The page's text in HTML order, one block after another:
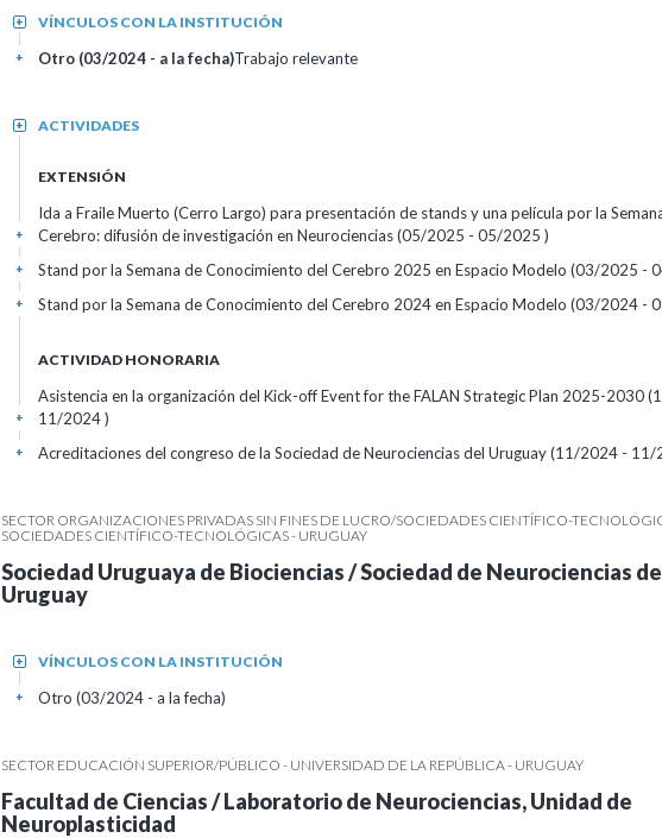
VÍNCULOS CON LA INSTITUCIÓN
+
Otro (03/2024 - a la fecha)Trabajo relevante
+
ACTIVIDADES
+
EXTENSIÓN
Ida a Fraile Muerto (Cerro Largo) para presentación de stands y una película por la
Cerebro: difusión de investigación en Neurociencias (05/2025 - 05/2025 )
+
Stand por la Semana de Conocimiento del Cerebro 2025 en Espacio Modelo (03/2025 -
+
Stand por la Semana de Conocimiento del Cerebro 2024 en Espacio Modelo (03/2024 -
+
ACTIVIDAD HONORARIA
Asistencia en la organización del Kick-off Event for the FALAN Strategic Plan 2025-2030
11/2024 )
+
Acreditaciones del congreso de la Sociedad de Neurociencias del Uruguay (11/2024 - 11/
+
SECTOR ORGANIZACIONES PRIVADAS SIN FINES DE LUCRO/SOCIEDADES CIENTÍFICO-
SOCIEDADES CIENTÍFICO-TECNOLÓGICAS - URUGUAY
Sociedad Uruguaya de Biociencias / Sociedad de Neurociencias
Uruguay
VÍNCULOS CON LA INSTITUCIÓN
+
Otro (03/2024 - a la fecha)
+
SECTOR EDUCACIÓN SUPERIOR/PÚBLICO - UNIVERSIDAD DE LA REPÚBLICA - URUGUAY
Facultad de Ciencias / Laboratorio de Neurociencias, Unidad de
Neuroplasticidad